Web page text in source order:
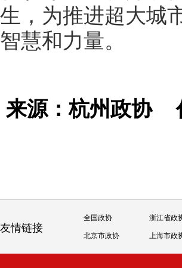
生，为推进超大城
智慧和力量。
来源：杭州政协
友情链接
全国政协 浙江省政
北京市政协 上海市政